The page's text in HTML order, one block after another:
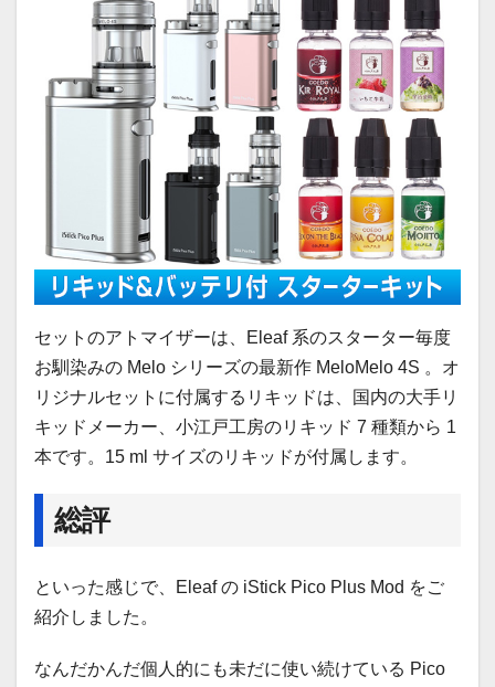
セットのアトマイザーは、Eleaf 系のスターター毎度
お馴染みの Melo シリーズの最新作 MeloMelo 4S 。オ
リジナルセットに付属するリキッドは、国内の大手リ
キッドメーカー、小江戸工房のリキッド 7 種類から 1
本です。15 ml サイズのリキッドが付属します。
総評
といった感じで、Eleaf の iStick Pico Plus Mod をご
紹介しました。
なんだかんだ個人的にも未だに使い続けている Pico